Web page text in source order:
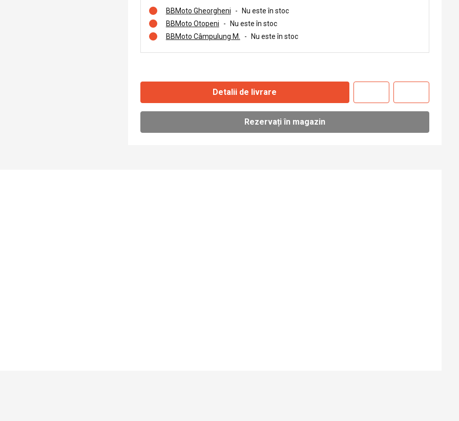
BBMoto Gheorgheni
- Nu este în stoc
BBMoto Otopeni
- Nu este în stoc
BBMoto Câmpulung M.
- Nu este în stoc
Detalii de livrare
Rezervați în magazin